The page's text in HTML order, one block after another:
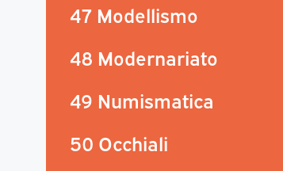
47 Modellismo
48 Modernariato
49 Numismatica
50 Occhiali